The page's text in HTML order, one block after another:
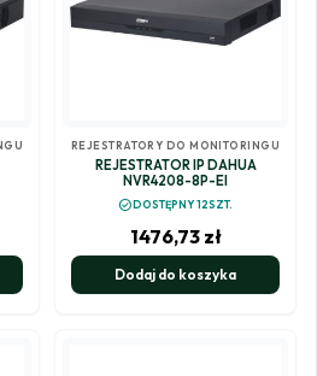
REJESTRATORY DO MONITORINGU
REJESTRATOR IP DAHUA
NVR4208-8P-EI
check_circleDOSTĘPNY 12SZT.
1476,73 zł
Dodaj do koszyka